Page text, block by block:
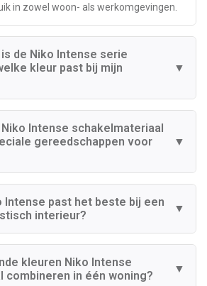
in zowel woon- als werkomgevingen.
de Niko Intense serie
kleur past bij mijn
▼
Intense schakelmateriaal
gereedschappen voor
▼
Intense past het beste bij een
interieur?
▼
kleuren Niko Intense
combineren in één woning?
▼